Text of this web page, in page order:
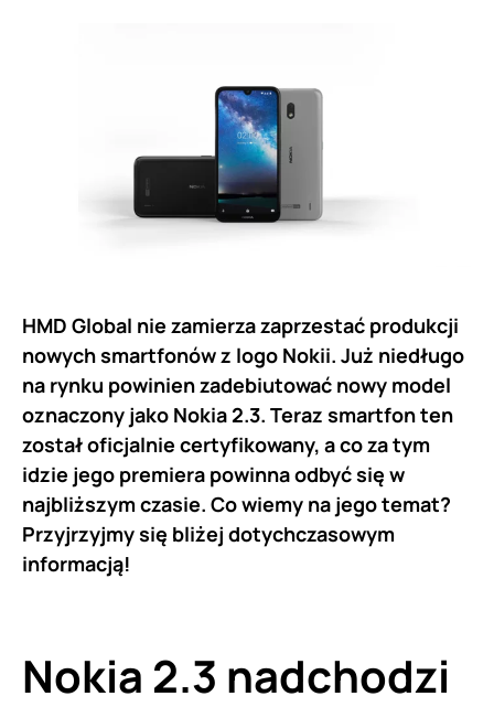
HMD Global nie zamierza zaprzestać produkcji
nowych smartfonów z logo Nokii. Już niedługo
na rynku powinien zadebiutować nowy model
oznaczony jako Nokia 2.3. Teraz smartfon ten
został oficjalnie certyfikowany, a co za tym
idzie jego premiera powinna odbyć się w
najbliższym czasie. Co wiemy na jego temat?
Przyjrzyjmy się bliżej dotychczasowym
informacją!
Nokia 2.3 nadchodzi